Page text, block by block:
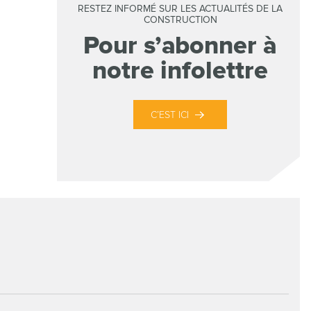
RESTEZ INFORMÉ SUR LES ACTUALITÉS DE LA
CONSTRUCTION
Pour s’abonner à
notre infolettre
C’EST ICI